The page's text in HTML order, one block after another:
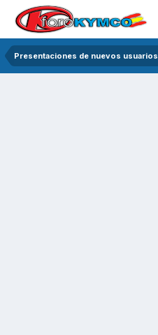
Presentaciones de nuevos usuarios